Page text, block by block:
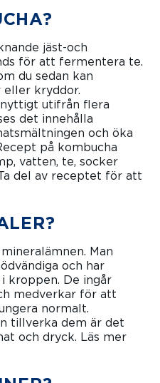
jäst-och
för att fermentera te.
du sedan kan
kryddor.
nyttigt utifrån flera
det innehålla
och öka
på kombucha
vatten, te, socker
del av receptet för att
Man
och har
kroppen. De ingår
medverkar för att
normalt.
tillverka dem är det
och dryck. Läs mer